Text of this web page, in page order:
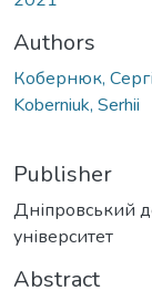
Authors
Кобернюк,
Koberniuk, Serhii
Publisher
Дніпровський
університет
Abstract